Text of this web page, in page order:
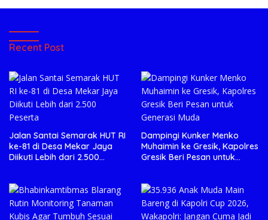
Recent Post
Jalan Santai Semarak HUT RI
ke-81 di Desa Mekar Jaya
Diikuti Lebih dari 2.500
Dampingi Kunker Menko
Muhaimin ke Gresik, Kapolres
Gresik Beri Pesan untuk